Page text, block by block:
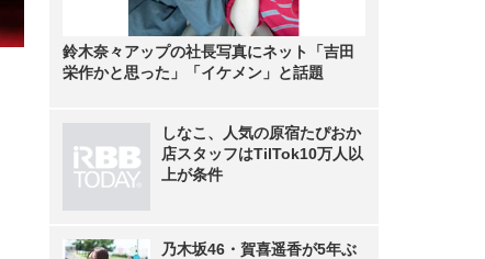
鈴木奈々アップの社長写真にネット「吉田
栄作かと思った」「イケメン」と話題
しなこ、人気の原宿たぴおか
店スタッフはTilTok10万人以
上が条件
乃木坂46・賀喜遥香が5年ぶ